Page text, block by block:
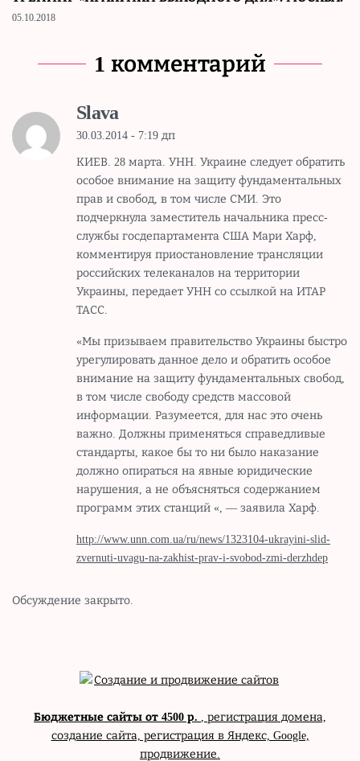
05.10.2018
1 комментарий
Slava
30.03.2014 - 7:19 дп
КИЕВ. 28 марта. УНН. Украине следует обратить
особое внимание на защиту фундаментальных
прав и свобод, в том числе СМИ. Это
подчеркнула заместитель начальника пресс-
службы госдепартамента США Мари Харф,
комментируя приостановление трансляции
российских телеканалов на территории
Украины, передает УНН со ссылкой на ИТАР
ТАСС.
«Мы призываем правительство Украины быстро
урегулировать данное дело и обратить особое
внимание на защиту фундаментальных свобод,
в том числе свободу средств массовой
информации. Разумеется, для нас это очень
важно. Должны применяться справедливые
стандарты, какое бы то ни было наказание
должно опираться на явные юридические
нарушения, а не объясняться содержанием
программ этих станций «, — заявила Харф.
http://www.unn.com.ua/ru/news/1323104-ukrayini-slid-
zvernuti-uvagu-na-zakhist-prav-i-svobod-zmi-derzhdep
Обсуждение закрыто.
Бюджетные сайты от 4500 р.
, регистрация домена,
создание сайта, регистрация в Яндекс, Google,
продвижение.